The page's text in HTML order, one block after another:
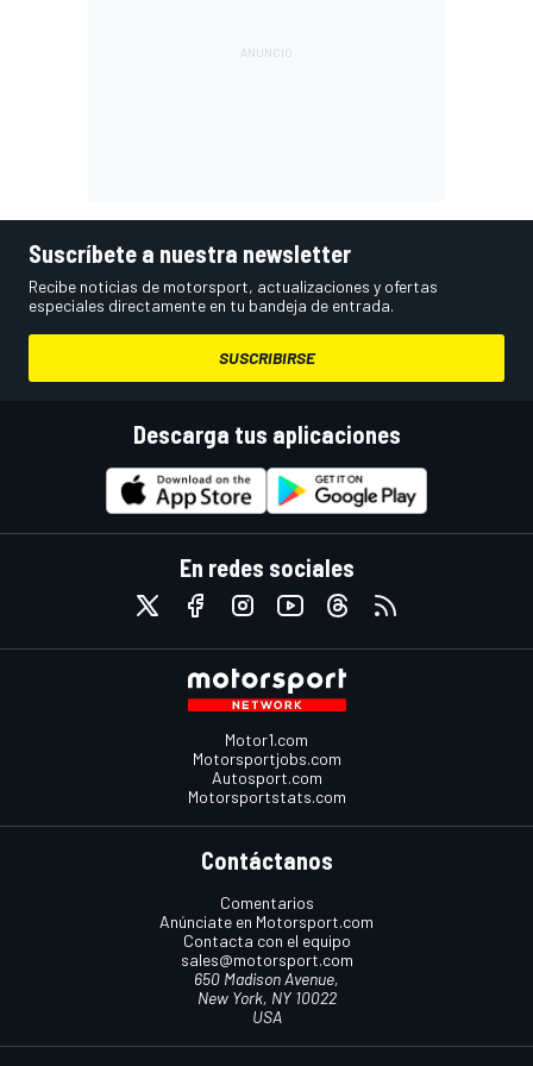
Suscríbete a nuestra newsletter
Recibe noticias de motorsport, actualizaciones y ofertas
especiales directamente en tu bandeja de entrada.
SUSCRIBIRSE
Descarga tus aplicaciones
En redes sociales
Motor1.com
Motorsportjobs.com
Autosport.com
Motorsportstats.com
Contáctanos
Comentarios
Anúnciate en Motorsport.com
Contacta con el equipo
sales@motorsport.com
650 Madison Avenue,
New York, NY 10022
USA